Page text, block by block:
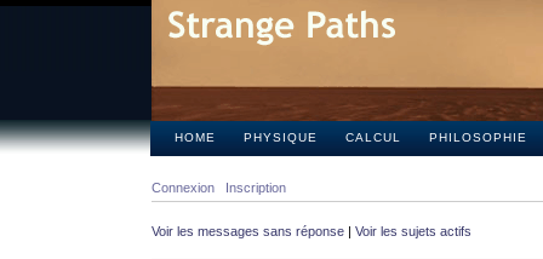
HOME PHYSIQUE CALCUL PHILOSOPHIE
Connexion Inscription
Voir les messages sans réponse | Voir les sujets actifs